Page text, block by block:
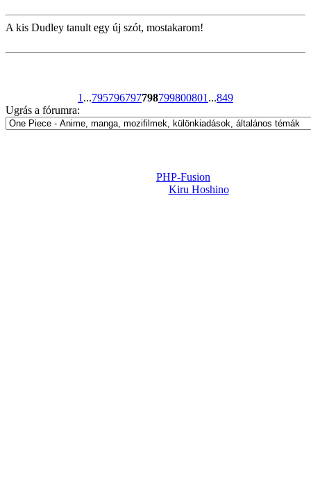
A kis Dudley tanult egy új szót, mostakarom!
1 ...795796797798799800801 ...849
Ugrás a fórumra:
PHP-Fusion
Kiru Hoshino